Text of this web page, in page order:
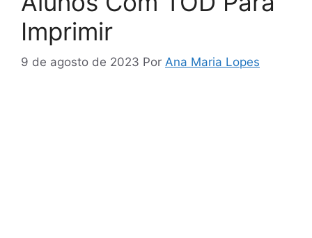
Imprimir
9 de agosto de 2023 Por Ana Maria Lopes